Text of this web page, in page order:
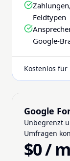
Feldtypen
Google-
Kostenlos
Google
Unbegrenzt
Umfragen
$0 /